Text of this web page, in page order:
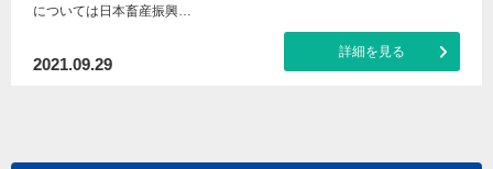
については日本畜産振興…
2021.09.29
詳細を見る